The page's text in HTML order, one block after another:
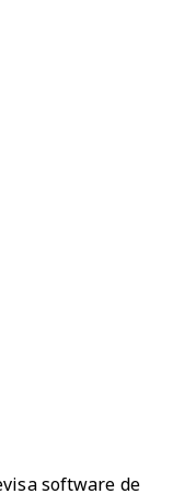
software de